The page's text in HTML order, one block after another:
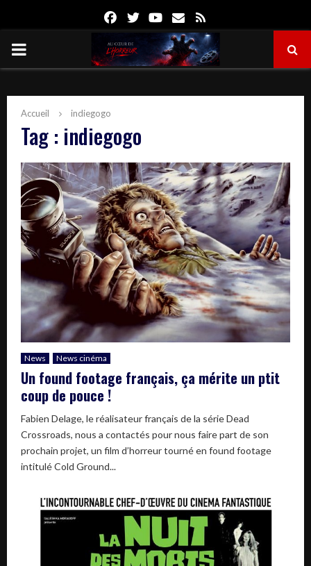
FacebookTwitterYoutube
Email
PRIMARY
Accueil indiegogo
Tag : indiegogo
News News cinéma
Un found footage français, ça mérite un ptit
coup de pouce !
Fabien Delage, le réalisateur français de la série Dead
Crossroads, nous a contactés pour nous faire part de son
prochain projet, un film d’horreur tourné en found footage
intitulé Cold Ground...